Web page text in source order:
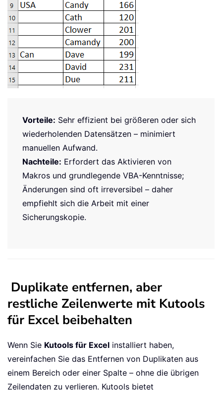
Vorteile: Sehr effizient bei größeren oder sich
wiederholenden Datensätzen – minimiert
manuellen Aufwand.
Nachteile: Erfordert das Aktivieren von
Makros und grundlegende VBA-Kenntnisse;
Änderungen sind oft irreversibel – daher
empfiehlt sich die Arbeit mit einer
Sicherungskopie.
Duplikate entfernen, aber
restliche Zeilenwerte mit Kutools
für Excel beibehalten
Wenn Sie Kutools für Excel installiert haben,
vereinfachen Sie das Entfernen von Duplikaten aus
einem Bereich oder einer Spalte – ohne die übrigen
Zeilendaten zu verlieren. Kutools bietet